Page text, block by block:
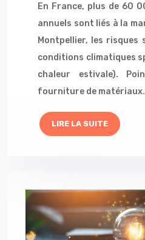
En France, plus de 60
annuels sont liés à la
Montpellier, les risques
conditions climatiques
chaleur estivale).
fourniture de
LIRE LA SUITE